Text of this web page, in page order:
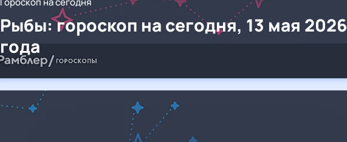
Рыбы: гороскоп на сегодня, 13 мая 2026
года